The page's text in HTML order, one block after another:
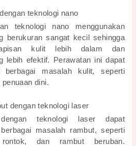
teknologi nano
teknologi nano menggunakan
berukuran sangat kecil sehingga
kulit lebih dalam dan
lebih efektif. Perawatan ini dapat
berbagai masalah kulit, seperti
dini.
dengan teknologi laser
teknologi laser dapat
masalah rambut, seperti
dan rambut beruban.